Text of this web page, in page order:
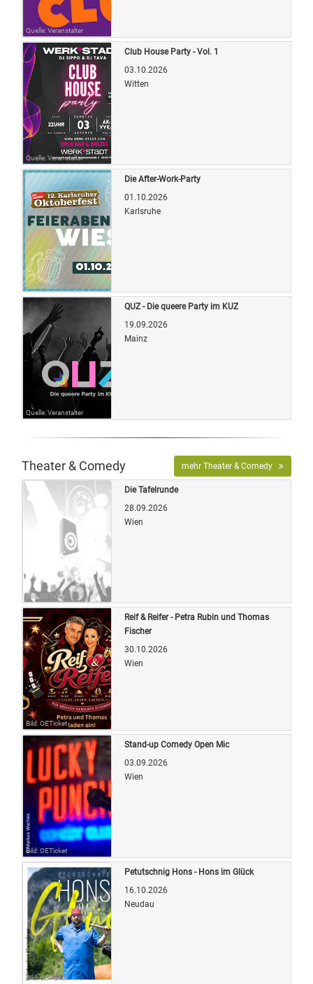
Quelle: Veranstalter
Quelle: Veranstalter
Club House Party - Vol. 1
03.10.2026
Witten
Quelle: Veranstalter
Die After-Work-Party
01.10.2026
Karlsruhe
Quelle: Veranstalter
QUZ - Die queere Party im KUZ
19.09.2026
Mainz
Theater & Comedy mehr Theater & Comedy
Bild: OETicket
Die Tafelrunde
28.09.2026
Wien
Bild: OETicket
Reif & Reifer - Petra Rubin und Thomas
Fischer
30.10.2026
Wien
Bild: OETicket
Stand-up Comedy Open Mic
03.09.2026
Wien
Bild: OETicket
Petutschnig Hons - Hons im Glück
16.10.2026
Neudau